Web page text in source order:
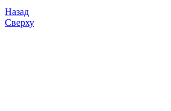
Назад
Сверху